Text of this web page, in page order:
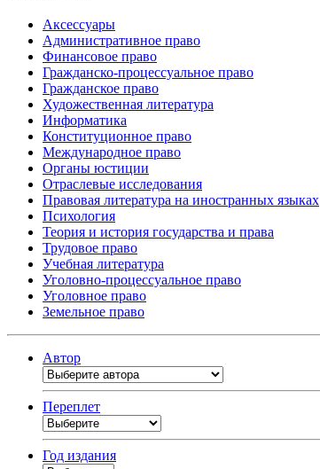
Аксессуары
Административное право
Финансовое право
Гражданско-процессуальное право
Гражданское право
Художественная литература
Информатика
Конституционное право
Международное право
Органы юстиции
Отраслевые исследования
Правовая литература на иностранных языках
Психология
Теория и история государства и права
Трудовое право
Учебная литература
Уголовно-процессуальное право
Уголовное право
Земельное право
Автор
Переплет
Год издания